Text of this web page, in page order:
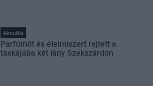
Aktuális
Parfümöt és élelmiszert rejtett a
táskájába két lány Szekszárdon